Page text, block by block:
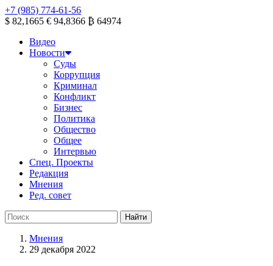
+7 (985) 774-61-56
$ 82,1665 € 94,8366 ₿ 64974
Видео
Новости
Суды
Коррупция
Криминал
Конфликт
Бизнес
Политика
Общество
Общее
Интервью
Спец. Проекты
Редакция
Мнения
Ред. совет
Мнения
29 декабря 2022